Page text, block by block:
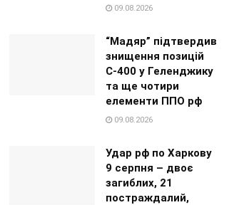
09.08.2026
“Мадяр” підтвердив
знищення позицій
С-400 у Геленджику
та ще чотири
елементи ППО рф
09.08.2026
Удар рф по Харкову
9 серпня – двоє
загиблих, 21
постраждалий,